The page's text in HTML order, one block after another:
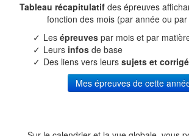
Tableau récapitulatifdes épreuves
fonction des mois (par année ou
Lesépreuves par mois et par
Leurs infos de base
Des liens vers leurssujets et
Mes épreuves de cette